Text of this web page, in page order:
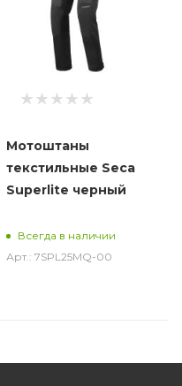
Мотоштаны
текстильные Seca
Superlite черный
Всегда в наличии
Арт.: 7SPL25MQ-00